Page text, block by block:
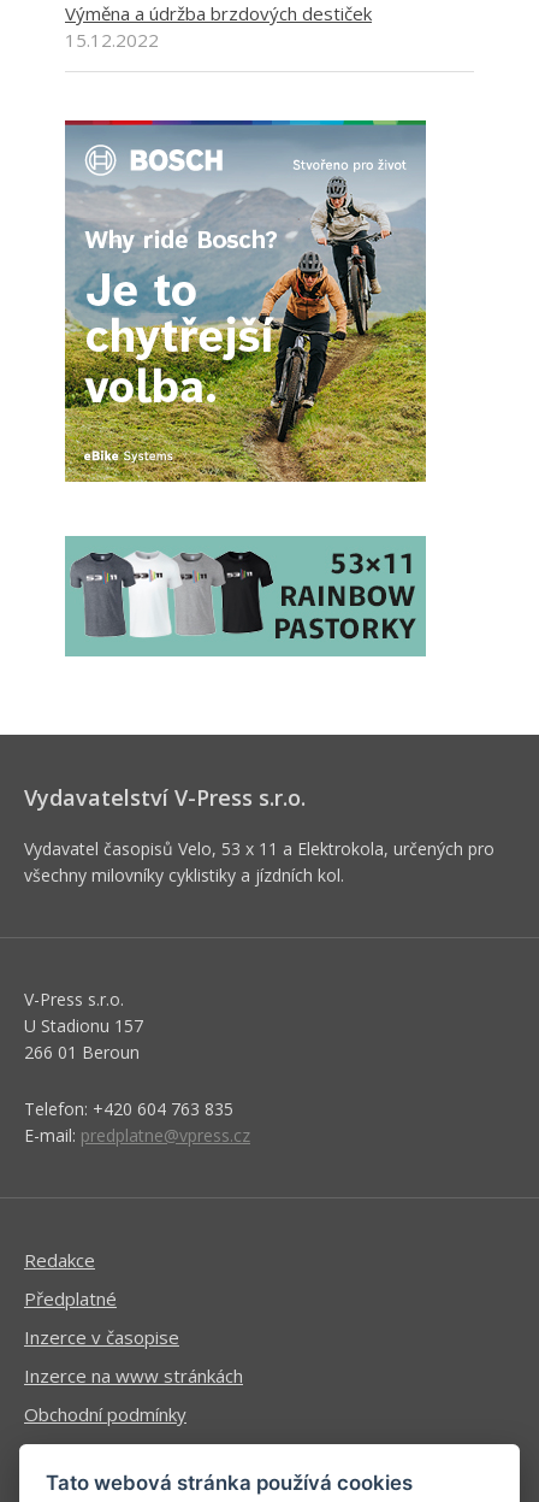
Výměna a údržba brzdových destiček
15.12.2022
Vydavatelství V-Press s.r.o.
Vydavatel časopisů Velo, 53 x 11 a Elektrokola, určených pro
všechny milovníky cyklistiky a jízdních kol.
V-Press s.r.o.
U Stadionu 157
266 01 Beroun
Telefon: +420 604 763 835
E-mail: predplatne@vpress.cz
Redakce
Předplatné
Inzerce v časopise
Inzerce na www stránkách
Obchodní podmínky
Ochrana osobních údajů
Tato webová stránka používá cookies